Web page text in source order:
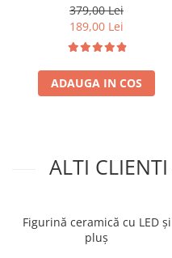
acumulator, 5 duze incluse
379,00 Lei
189,00 Lei
ADAUGA IN COS
ALTI
Figurină ceramică cu LED și
pluș